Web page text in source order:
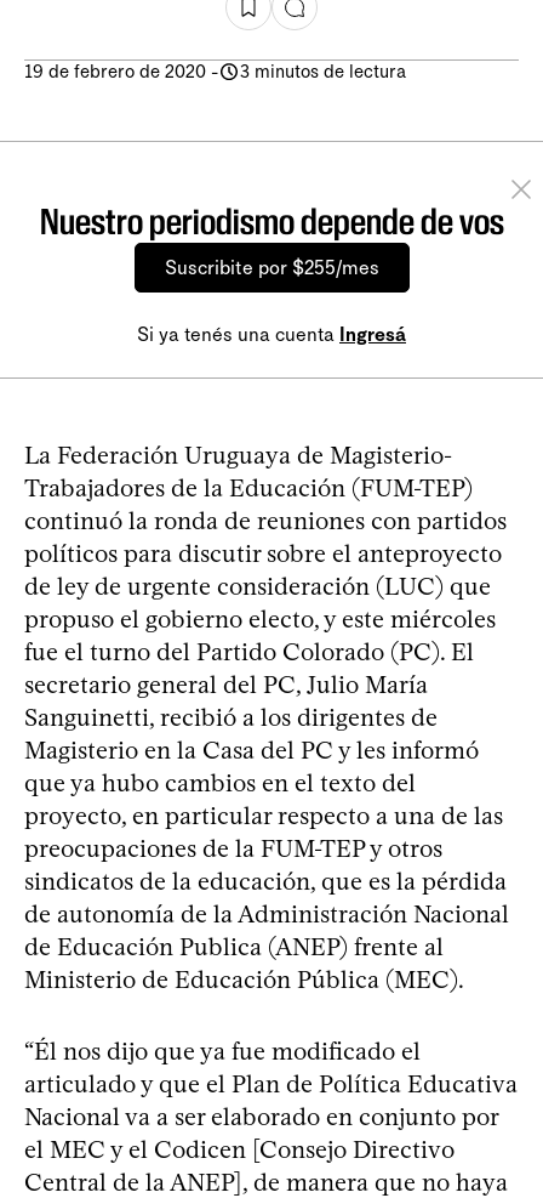
19 de febrero de 2020 - 3 minutos de lectura
Nuestro periodismo depende de vos
Suscribite por $255/mes
Si ya tenés una cuenta Ingresá
La Federación Uruguaya de Magisterio-
Trabajadores de la Educación (FUM-TEP)
continuó la ronda de reuniones con partidos
políticos para discutir sobre el anteproyecto
de ley de urgente consideración (LUC) que
propuso el gobierno electo, y este miércoles
fue el turno del Partido Colorado (PC). El
secretario general del PC, Julio María
Sanguinetti, recibió a los dirigentes de
Magisterio en la Casa del PC y les informó
que ya hubo cambios en el texto del
proyecto, en particular respecto a una de las
preocupaciones de la FUM-TEP y otros
sindicatos de la educación, que es la pérdida
de autonomía de la Administración Nacional
de Educación Publica (ANEP) frente al
Ministerio de Educación Pública (MEC).
“Él nos dijo que ya fue modificado el
articulado y que el Plan de Política Educativa
Nacional va a ser elaborado en conjunto por
el MEC y el Codicen [Consejo Directivo
Central de la ANEP], de manera que no haya